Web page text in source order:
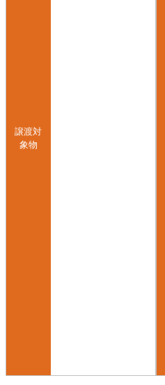
譲渡対
象物